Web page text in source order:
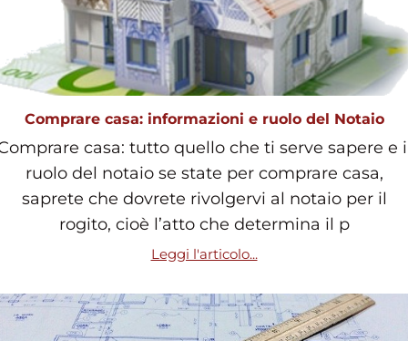
Comprare casa: informazioni e ruolo del Notaio
casa: tutto quello che ti serve sapere e
ruolo del notaio se state per comprare casa,
saprete che dovrete rivolgervi al notaio per il
rogito, cioè l’atto che determina il p
Leggi l'articolo...